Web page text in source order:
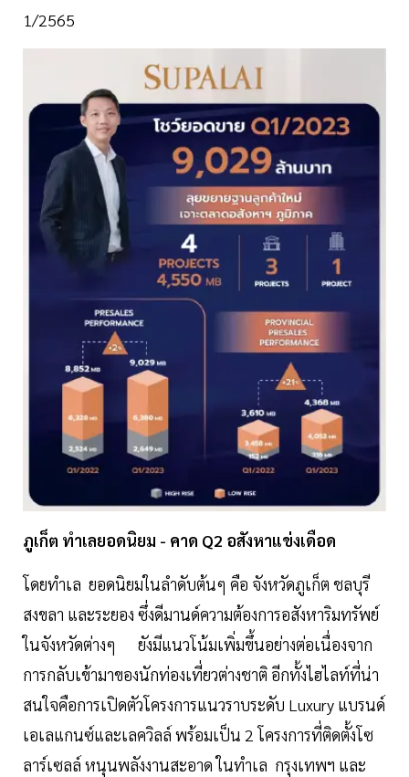
1/2565
ภูเก็ต ทำเลยอดนิยม - คาด Q2 อสังหาแข่งเดือด
โดยทำเล ยอดนิยมในลำดับต้นๆ คือ จังหวัดภูเก็ต ชลบุรี
สงขลา และระยอง ซึ่งดีมานด์ความต้องการอสังหาริมทรัพย์
ในจังหวัดต่างๆ ยังมีแนวโน้มเพิ่มขึ้นอย่างต่อเนื่องจาก
การกลับเข้ามาของนักท่องเที่ยวต่างชาติ อีกทั้งไฮไลท์ที่น่า
สนใจคือการเปิดตัวโครงการแนวราบระดับ Luxury แบรนด์
เอเลแกนซ์และเลควิลล์ พร้อมเป็น 2 โครงการที่ติดตั้งโซ
ลาร์เซลล์ หนุนพลังงานสะอาด ในทำเล กรุงเทพฯ และ